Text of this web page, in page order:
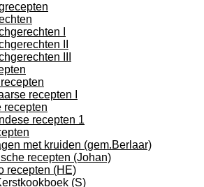
I
II
III
recepten I
recepten
recepten 1
met kruiden (gem.Berlaar)
recepten (Johan)
recepten (HE)
(S)